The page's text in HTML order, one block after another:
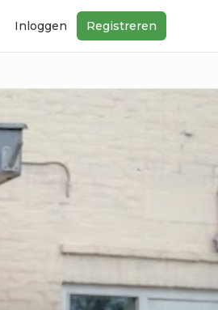
Inloggen Registreren